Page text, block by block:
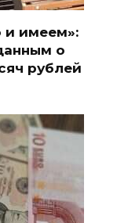
и имеем»:
о
рублей